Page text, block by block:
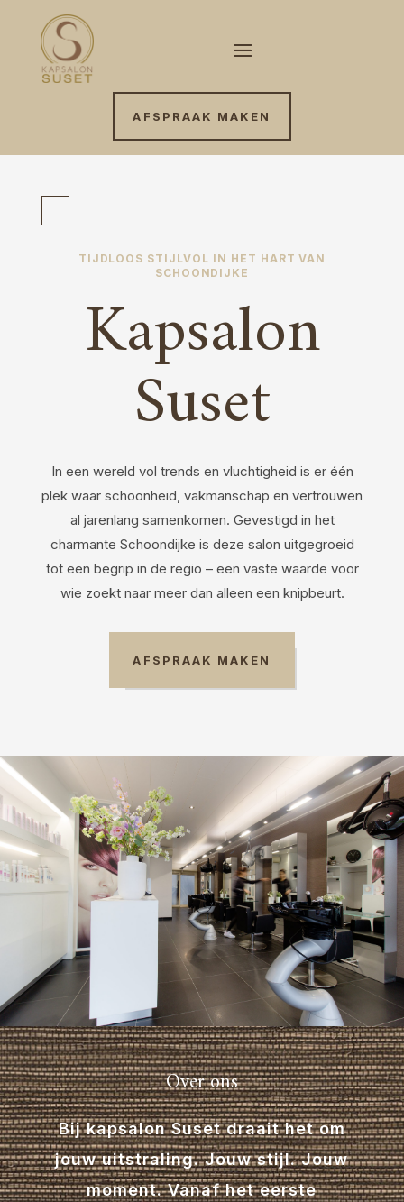
AFSPRAAK MAKEN
TIJDLOOS STIJLVOL IN HET HART VAN
SCHOONDIJKE
Kapsalon
Suset
In een wereld vol trends en vluchtigheid is er één
plek waar schoonheid, vakmanschap en vertrouwen
al jarenlang samenkomen. Gevestigd in het
charmante Schoondijke is deze salon uitgegroeid
tot een begrip in de regio – een vaste waarde voor
wie zoekt naar meer dan alleen een knipbeurt.
AFSPRAAK MAKEN
Over ons
Bij kapsalon Suset draait het om
jouw uitstraling. Jouw stijl. Jouw
moment. Vanaf het eerste